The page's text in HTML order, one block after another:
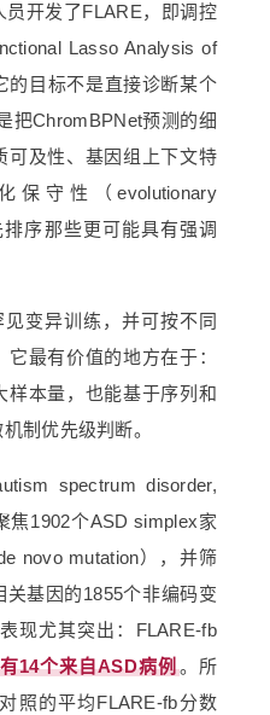
开发了FLARE，即调控
Lasso Analysis of
的目标不是直接诊断某个
把ChromBPNet预测的细
可及性、基因组上下文特
守性（evolutionary
序那些更可能具有强调
见变异训练，并可按不同
最有价值的地方在于：
样本量，也能基于序列和
制优先级判断。
spectrum disorder,
焦1902个ASD simplex家
novo mutation），并筛
基因的1855个非编码变
现尤其突出：FLARE-fb
14个来自ASD病例。所
照的平均FLARE-fb分数